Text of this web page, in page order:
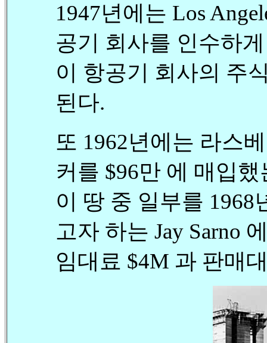
1947년에는 Los
공기 회사를 인수하
이 항공기 회사의 주
된다.
또 1962년에는 라스
커를 $96만 에 매입했
이 땅 중 일부를
고자 하는 Jay Sarno
임대료 $4M 과 판매